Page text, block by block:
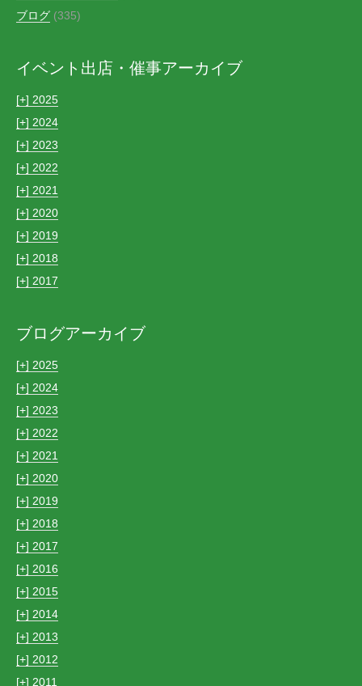
ブログ (335)
イベント出店・催事アーカイブ
[+] 2025
[+] 2024
[+] 2023
[+] 2022
[+] 2021
[+] 2020
[+] 2019
[+] 2018
[+] 2017
ブログアーカイブ
[+] 2025
[+] 2024
[+] 2023
[+] 2022
[+] 2021
[+] 2020
[+] 2019
[+] 2018
[+] 2017
[+] 2016
[+] 2015
[+] 2014
[+] 2013
[+] 2012
[+] 2011